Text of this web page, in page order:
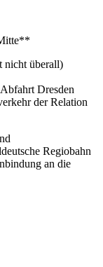
nicht überall)
Dresden
der Relation
Regiobahn
an die